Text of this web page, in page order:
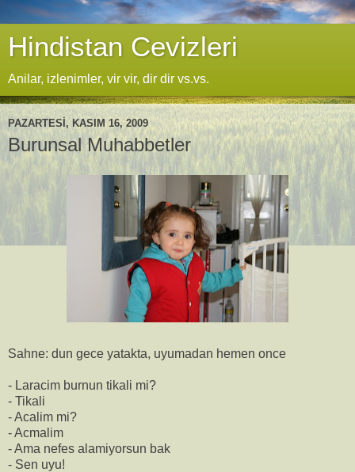
Hindistan Cevizleri
Anilar, izlenimler, vir vir, dir dir vs.vs.
PAZARTESI, KASIM 16, 2009
Burunsal Muhabbetler
Sahne: dun gece yatakta, uyumadan hemen once
- Laracim burnun tikali mi?
- Tikali
- Acalim mi?
- Acmalim
- Ama nefes alamiyorsun bak
- Sen uyu!